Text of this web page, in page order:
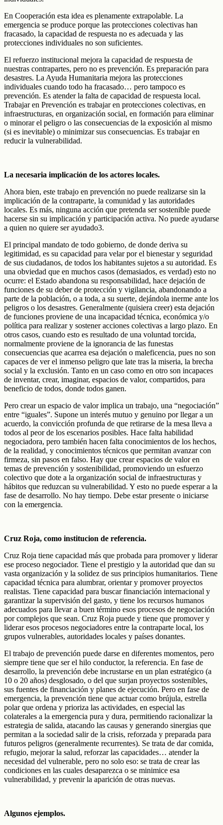
En Cooperación esta idea es plenamente extrapolable. La
emergencia se produce porque las protecciones colectivas han
fracasado, la capacidad de respuesta no es adecuada y las
protecciones individuales no son suficientes.
El refuerzo institucional mejora la capacidad de respuesta de
nuestras contrapartes, pero no es prevención. Es preparación para
desastres. La Ayuda Humanitaria mejora las protecciones
individuales cuando todo ha fracasado… pero tampoco es
prevención. Es atender la falta de capacidad de respuesta local.
Trabajar en Prevención es trabajar en protecciones colectivas, en
infraestructuras, en organización social, en formación para eliminar
o minorar el peligro o las consecuencias de la exposición al mismo
(si es inevitable) o minimizar sus consecuencias. Es trabajar en
reducir la vulnerabilidad.
La necesaria implicación de los actores locales.
Ahora bien, este trabajo en prevención no puede realizarse sin la
implicación de la contraparte, la comunidad y las autoridades
locales. Es más, ninguna acción que pretenda ser sostenible puede
hacerse sin su implicación y participación activa. No puede ayudarse
a quien no quiere ser ayudado3.
El principal mandato de todo gobierno, de donde deriva su
legitimidad, es su capacidad para velar por el bienestar y seguridad
de sus ciudadanos, de todos los habitantes sujetos a su autoridad. Es
una obviedad que en muchos casos (demasiados, es verdad) esto no
ocurre: el Estado abandona su responsabilidad, hace dejación de
funciones de su deber de protección y vigilancia, abandonando a
parte de la población, o a toda, a su suerte, dejándola inerme ante los
peligros o los desastres. Generalmente (quisiera creer) esta dejación
de funciones proviene de una incapacidad técnica, económica y/o
política para realizar y sostener acciones colectivas a largo plazo. En
otros casos, cuando esto es resultado de una voluntad torcida,
normalmente proviene de la ignorancia de las funestas
consecuencias que acarrea esa dejación o maleficencia, pues no son
capaces de ver el inmenso peligro que late tras la miseria, la brecha
social y la exclusión. Tanto en un caso como en otro son incapaces
de inventar, crear, imaginar, espacios de valor, compartidos, para
beneficio de todos, donde todos ganen.
Pero crear un espacio de valor implica un trabajo, una “negociación”
entre “iguales”. Supone un interés mutuo y genuino por llegar a un
acuerdo, la convicción profunda de que retirarse de la mesa lleva a
todos al peor de los escenarios posibles. Hace falta habilidad
negociadora, pero también hacen falta conocimientos de los hechos,
de la realidad, y conocimientos técnicos que permitan avanzar con
firmeza, sin pasos en falso. Hay que crear espacios de valor en
temas de prevención y sostenibilidad, promoviendo un esfuerzo
colectivo que dote a la organización social de infraestructuras y
hábitos que reduzcan su vulnerabilidad. Y esto no puede esperar a la
fase de desarrollo. No hay tiempo. Debe estar presente o iniciarse
con la emergencia.
Cruz Roja, como institucion de referencia.
Cruz Roja tiene capacidad más que probada para promover y liderar
ese proceso negociador. Tiene el prestigio y la autoridad que dan su
vasta organización y la solidez de sus principios humanitarios. Tiene
capacidad técnica para alumbrar, orientar y promover proyectos
realistas. Tiene capacidad para buscar financiación internacional y
garantizar la supervisión del gasto, y tiene los recursos humanos
adecuados para llevar a buen término esos procesos de negociación
por complejos que sean. Cruz Roja puede y tiene que promover y
liderar esos procesos negociadores entre la contraparte local, los
grupos vulnerables, autoridades locales y países donantes.
El trabajo de prevención puede darse en diferentes momentos, pero
siempre tiene que ser el hilo conductor, la referencia. En fase de
desarrollo, la prevención debe incrustarse en un plan estratégico (a
10 o 20 años) desglosado, o del que surjan proyectos sostenibles,
sus fuentes de financiación y planes de ejecución. Pero en fase de
emergencia, la prevención tiene que actuar como brújula, estrella
polar que ordena y prioriza las actividades, en especial las
colaterales a la emergencia pura y dura, permitiendo racionalizar la
estrategia de salida, atacando las causas y generando sinergias que
permitan a la sociedad salir de la crisis, reforzada y preparada para
futuros peligros (generalmente recurrentes). Se trata de dar comida,
refugio, mejorar la salud, reforzar las capacidades… atender la
necesidad del vulnerable, pero no solo eso: se trata de crear las
condiciones en las cuales desaparezca o se minimice esa
vulnerabilidad, y prevenir la aparición de otras nuevas.
Algunos ejemplos.